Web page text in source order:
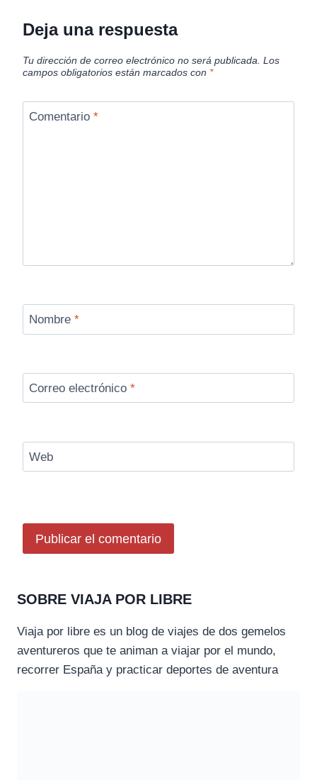
Deja una respuesta
Tu dirección de correo electrónico no será publicada. Los
campos obligatorios están marcados con *
Comentario *
Nombre *
Correo electrónico *
Web
SOBRE VIAJA POR LIBRE
Viaja por libre es un blog de viajes de dos gemelos
aventureros que te animan a viajar por el mundo,
recorrer España y practicar deportes de aventura